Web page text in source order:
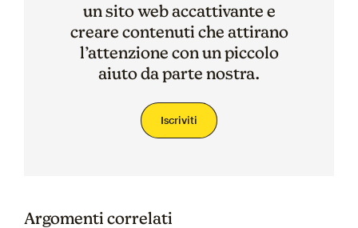
un sito web accattivante e
creare contenuti che attirano
l’attenzione con un piccolo
aiuto da parte nostra.
Iscriviti
Argomenti correlati